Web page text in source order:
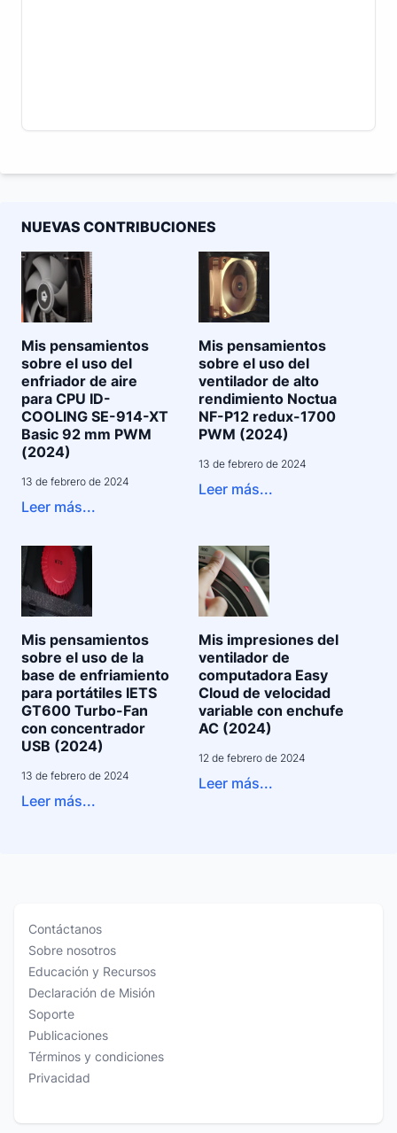
NUEVAS CONTRIBUCIONES
Mis pensamientos
sobre el uso del
enfriador de aire
para CPU ID-
COOLING SE-914-XT
Basic 92 mm PWM
(2024)
13 de febrero de 2024
Leer más...
Mis pensamientos
sobre el uso del
ventilador de alto
rendimiento Noctua
NF-P12 redux-1700
PWM (2024)
13 de febrero de 2024
Leer más...
Mis pensamientos
sobre el uso de la
base de enfriamiento
para portátiles IETS
GT600 Turbo-Fan
con concentrador
USB (2024)
13 de febrero de 2024
Leer más...
Mis impresiones del
ventilador de
computadora Easy
Cloud de velocidad
variable con enchufe
AC (2024)
12 de febrero de 2024
Leer más...
Contáctanos
Sobre nosotros
Educación y Recursos
Declaración de Misión
Soporte
Publicaciones
Términos y condiciones
Privacidad